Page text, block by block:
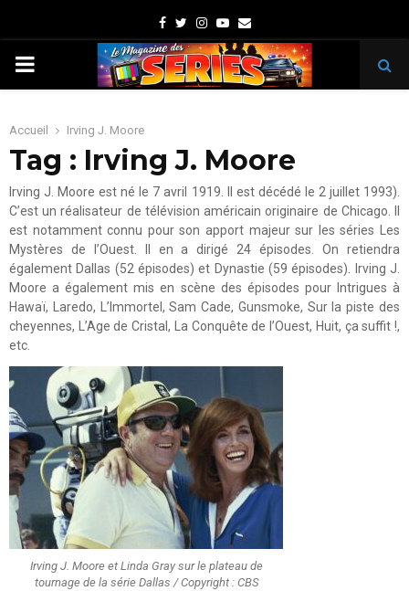
Facebook
TwitterInstagram
Youtube
Email
PRIMARY
Accueil Irving J. Moore
Tag : Irving J. Moore
Irving J. Moore est né le 7 avril 1919. Il est décédé le 2 juillet 1993).
C’est un réalisateur de télévision américain originaire de Chicago. Il
est notamment connu pour son apport majeur sur les séries Les
Mystères de l’Ouest. Il en a dirigé 24 épisodes. On retiendra
également Dallas (52 épisodes) et Dynastie (59 épisodes). Irving J.
Moore a également mis en scène des épisodes pour Intrigues à
Hawaï, Laredo, L’Immortel, Sam Cade, Gunsmoke, Sur la piste des
cheyennes, L’Age de Cristal, La Conquête de l’Ouest, Huit, ça suffit !,
etc.
Irving J. Moore et Linda Gray sur le plateau de
tournage de la série Dallas / Copyright : CBS